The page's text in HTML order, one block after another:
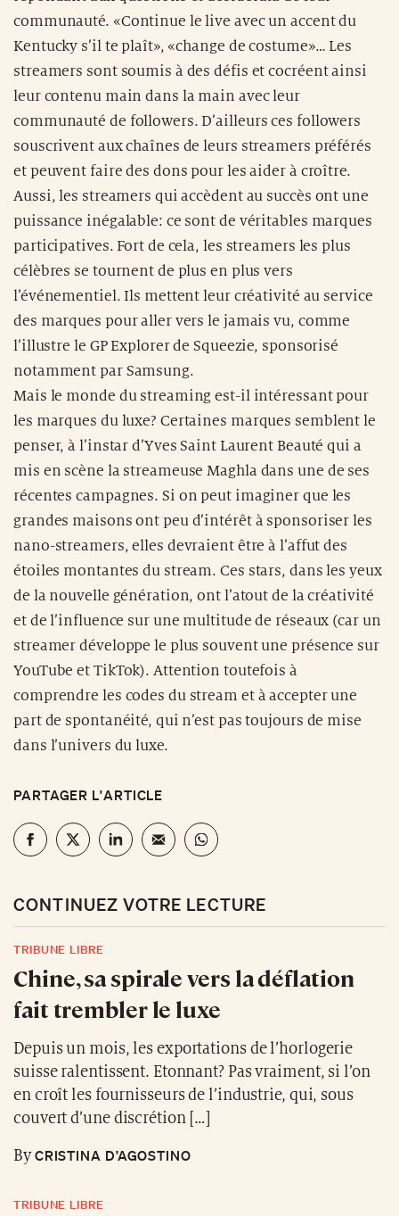
communauté. «Continue le live avec un accent du
Kentucky s’il te plaît», «change de costume»… Les
streamers sont soumis à des défis et cocréent ainsi
leur contenu main dans la main avec leur
communauté de followers. D’ailleurs ces followers
souscrivent aux chaînes de leurs streamers préférés
et peuvent faire des dons pour les aider à croître.
Aussi, les streamers qui accèdent au succès ont une
puissance inégalable: ce sont de véritables marques
participatives. Fort de cela, les streamers les plus
célèbres se tournent de plus en plus vers
l’événementiel. Ils mettent leur créativité au service
des marques pour aller vers le jamais vu, comme
l’illustre le GP Explorer de Squeezie, sponsorisé
notamment par Samsung.
Mais le monde du streaming est-il intéressant pour
les marques du luxe? Certaines marques semblent le
penser, à l’instar d’Yves Saint Laurent Beauté qui a
mis en scène la streameuse Maghla dans une de ses
récentes campagnes. Si on peut imaginer que les
grandes maisons ont peu d’intérêt à sponsoriser les
nano-streamers, elles devraient être à l’affut des
étoiles montantes du stream. Ces stars, dans les yeux
de la nouvelle génération, ont l’atout de la créativité
et de l’influence sur une multitude de réseaux (car un
streamer développe le plus souvent une présence sur
YouTube et TikTok). Attention toutefois à
comprendre les codes du stream et à accepter une
part de spontanéité, qui n’est pas toujours de mise
dans l’univers du luxe.
PARTAGER L'ARTICLE
CONTINUEZ VOTRE LECTURE
TRIBUNE LIBRE
Chine, sa spirale vers la déflation
fait trembler le luxe
Depuis un mois, les exportations de l’horlogerie
suisse ralentissent. Etonnant? Pas vraiment, si l’on
en croît les fournisseurs de l’industrie, qui, sous
couvert d’une discrétion […]
ByCRISTINA D’AGOSTINO
TRIBUNE LIBRE